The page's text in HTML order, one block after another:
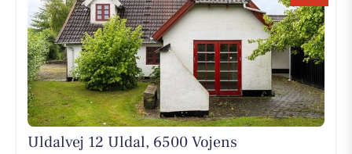
Uldalvej 12 Uldal, 6500 Vojens